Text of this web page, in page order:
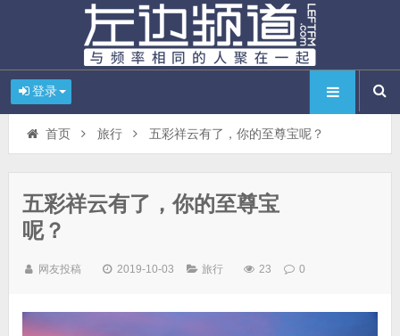
登录
首页 旅行 五彩祥云有了，你的至尊宝呢？
五彩祥云有了，你的至尊宝
呢？
网友投稿 2019-10-03 旅行 23 0